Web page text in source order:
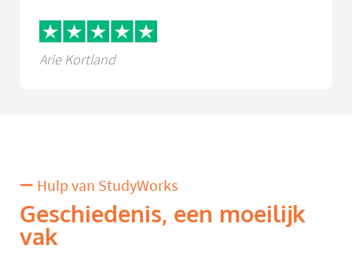
Arie Kortland
Hulp van StudyWorks
Geschiedenis, een moeilijk
vak